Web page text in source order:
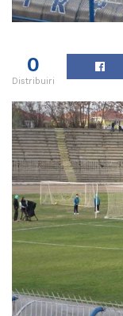
0
Distribuiri